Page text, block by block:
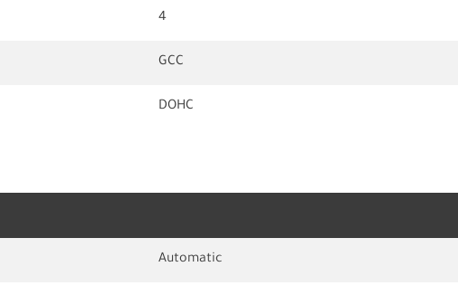
4
GCC
DOHC
Automatic